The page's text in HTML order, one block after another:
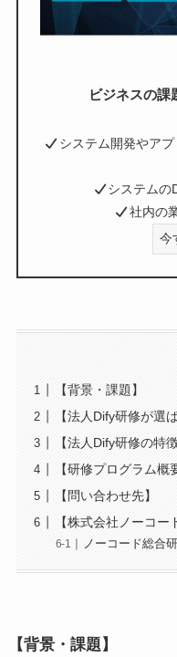
ビジネスの課
システム開発やア
システムの
社内の
今
【背景・課題】
【法人Dify研修が選
【法人Dify研修の特
【研修プログラム概
【問い合わせ先】
【株式会社ノーコー
ノーコード総合
【背景・課題】